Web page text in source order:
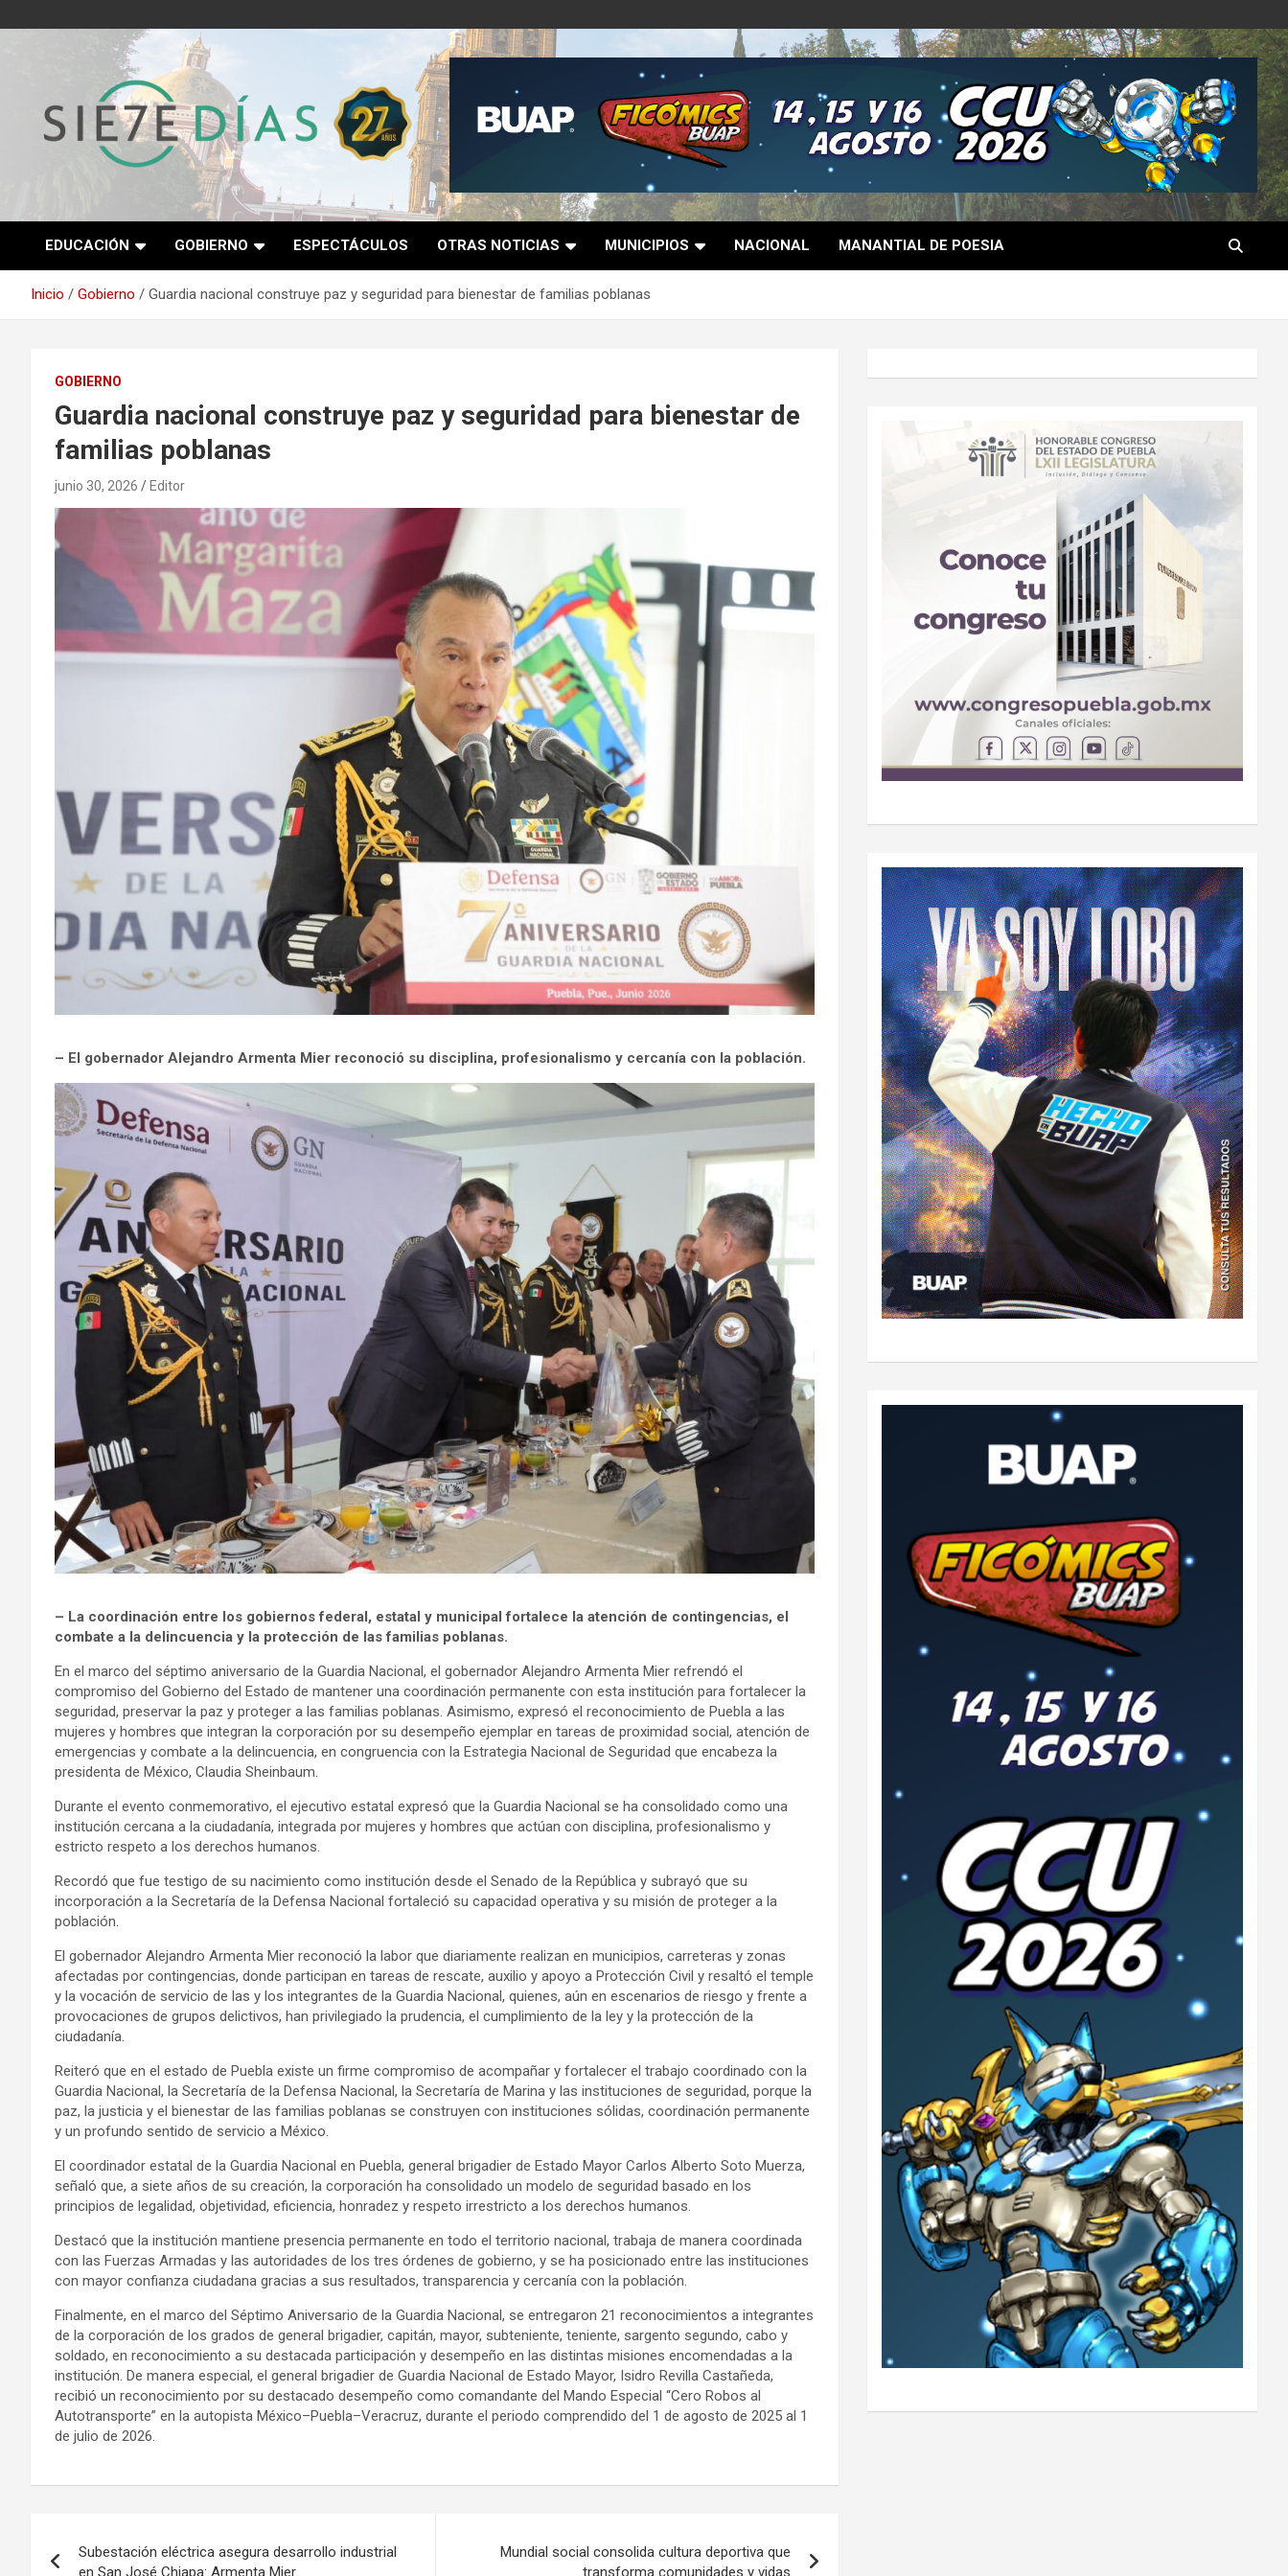
al
Semanario 7 Días
EDUCACIÓN GOBIERNO ESPECTÁCULOS OTRAS NOTICIAS MUNICIPIOS NACIONAL MANANTIAL DE POESIA
Inicio Gobierno Guardia nacional construye paz y seguridad para bienestar de familias poblanas
GOBIERNO
Guardia nacional construye paz y seguridad para bienestar de
familias poblanas
junio 30, 2026 Editor
– El gobernador Alejandro Armenta Mier reconoció su disciplina, profesionalismo y cercanía con la población.
– La coordinación entre los gobiernos federal, estatal y municipal fortalece la atención de contingencias, el
combate a la delincuencia y la protección de las familias poblanas.
En el marco del séptimo aniversario de la Guardia Nacional, el gobernador Alejandro Armenta Mier refrendó el
compromiso del Gobierno del Estado de mantener una coordinación permanente con esta institución para fortalecer la
seguridad, preservar la paz y proteger a las familias poblanas. Asimismo, expresó el reconocimiento de Puebla a las
mujeres y hombres que integran la corporación por su desempeño ejemplar en tareas de proximidad social, atención de
emergencias y combate a la delincuencia, en congruencia con la Estrategia Nacional de Seguridad que encabeza la
presidenta de México, Claudia Sheinbaum.
Durante el evento conmemorativo, el ejecutivo estatal expresó que la Guardia Nacional se ha consolidado como una
institución cercana a la ciudadanía, integrada por mujeres y hombres que actúan con disciplina, profesionalismo y
estricto respeto a los derechos humanos.
Recordó que fue testigo de su nacimiento como institución desde el Senado de la República y subrayó que su
incorporación a la Secretaría de la Defensa Nacional fortaleció su capacidad operativa y su misión de proteger a la
población.
El gobernador Alejandro Armenta Mier reconoció la labor que diariamente realizan en municipios, carreteras y zonas
afectadas por contingencias, donde participan en tareas de rescate, auxilio y apoyo a Protección Civil y resaltó el temple
y la vocación de servicio de las y los integrantes de la Guardia Nacional, quienes, aún en escenarios de riesgo y frente a
provocaciones de grupos delictivos, han privilegiado la prudencia, el cumplimiento de la ley y la protección de la
ciudadanía.
Reiteró que en el estado de Puebla existe un firme compromiso de acompañar y fortalecer el trabajo coordinado con la
Guardia Nacional, la Secretaría de la Defensa Nacional, la Secretaría de Marina y las instituciones de seguridad, porque la
paz, la justicia y el bienestar de las familias poblanas se construyen con instituciones sólidas, coordinación permanente
y un profundo sentido de servicio a México.
El coordinador estatal de la Guardia Nacional en Puebla, general brigadier de Estado Mayor Carlos Alberto Soto Muerza,
señaló que, a siete años de su creación, la corporación ha consolidado un modelo de seguridad basado en los
principios de legalidad, objetividad, eficiencia, honradez y respeto irrestricto a los derechos humanos.
Destacó que la institución mantiene presencia permanente en todo el territorio nacional, trabaja de manera coordinada
con las Fuerzas Armadas y las autoridades de los tres órdenes de gobierno, y se ha posicionado entre las instituciones
con mayor confianza ciudadana gracias a sus resultados, transparencia y cercanía con la población.
Finalmente, en el marco del Séptimo Aniversario de la Guardia Nacional, se entregaron 21 reconocimientos a integrantes
de la corporación de los grados de general brigadier, capitán, mayor, subteniente, teniente, sargento segundo, cabo y
soldado, en reconocimiento a su destacada participación y desempeño en las distintas misiones encomendadas a la
institución. De manera especial, el general brigadier de Guardia Nacional de Estado Mayor, Isidro Revilla Castañeda,
recibió un reconocimiento por su destacado desempeño como comandante del Mando Especial “Cero Robos al
Autotransporte” en la autopista México–Puebla–Veracruz, durante el periodo comprendido del 1 de agosto de 2025 al 1
de julio de 2026.
Subestación eléctrica asegura desarrollo industrial
en San José Chiapa: Armenta Mier
Mundial social consolida cultura deportiva que
transforma comunidades y vidas